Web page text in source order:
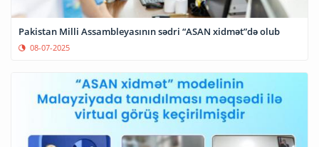
Pakistan Milli Assambleyasının sədri “ASAN xidmət”də olub
08-07-2025